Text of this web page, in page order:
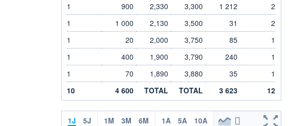
1
900 2,330 3,300 1 212
2
1
1 000 2,130 3,500 31
2
1
20 2,000 3,750 85
1
1
400 1,900 3,790 240
1
1
70 1,890 3,880 35
1
10
4 600 TOTAL TOTAL 3 623 12
1J 5J 1M 3M 6M 1A 5A 10A